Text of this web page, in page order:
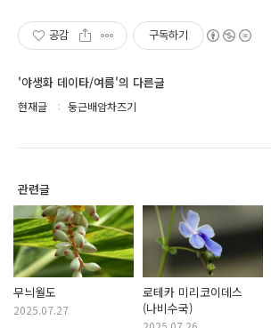
공감 구독하기
'야생화 데이타/여름'의 다른글
현재글 둥근배암차즈기
관련글
무늬월도
2025.07.27
로테카 미리코이데스
(나비수국)